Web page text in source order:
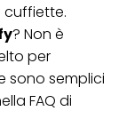
cuffiette.
? Non è
per
sono semplici
FAQ di